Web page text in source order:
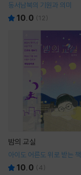
동서남북의 기원과 의미
10.0 (12)
밤의 교실
아이도 어른도 위로 받는 책
10.0 (4)